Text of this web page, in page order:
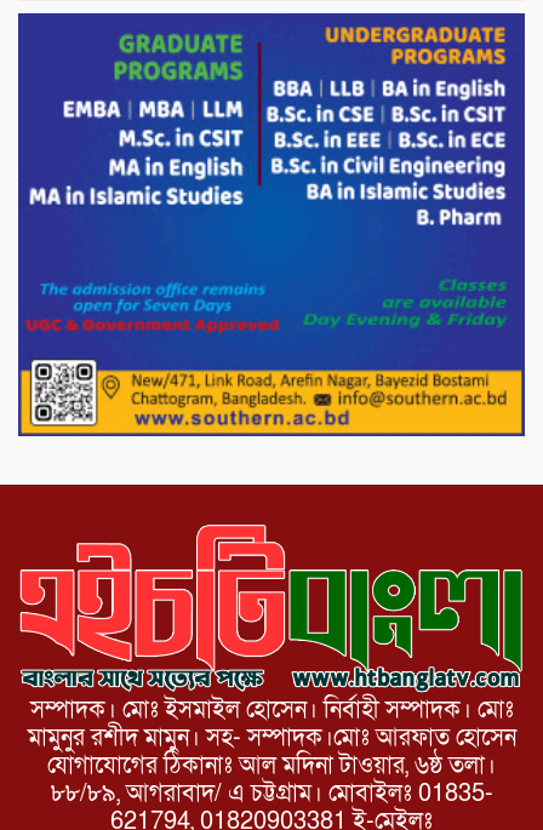
চন্দনাইশের হাশিমপুর ৪ নং ওয়ার্ডে ৫’শতাধিক
হতদরিদ্র পরিবারের মাঝে খাদ্যসামগ্রী বিতরণ
করেন মনজুর মোরশেদ
পরিবেশ রক্ষায় পাটগ্রামে ইহসান ইয়ুথ
সার্কেলের বৃক্ষরোপণ
মিরপুর-১১ নম্বরে দুর্বৃত্তদের গুলিতে বিএনপি
পাটগ্রামে চিকিৎসা সেবায় বীর মুক্তিযোদ্ধা দবির
উদ্দিন ফাউন্ডেশন
পাটগ্রামের দহগ্রাম ইউনিয়নের প্রধান সড়ক
ভেঙ্গে যোগাযোগ বিছিন্ন
সম্পাদক। মোঃ ইসমাইল হোসেন। নির্বাহী সম্পাদক। মোঃ
মামুনুর রশীদ মামুন। সহ- সম্পাদক।মোঃ আরফাত হোসেন
যোগাযোগের ঠিকানাঃ আল মদিনা টাওয়ার, ৬ষ্ঠ তলা।
৮৮/৮৯, আগরাবাদ/ এ চট্টগ্রাম। মোবাইলঃ 01835-
621794, 01820903381 ই-মেইলঃ